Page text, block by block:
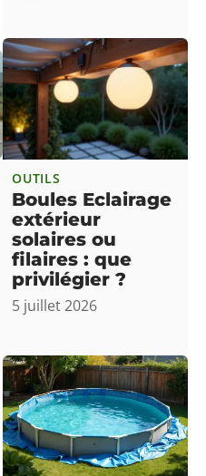
OUTILS
Boules Eclairage
extérieur
solaires ou
filaires : que
privilégier ?
5 juillet 2026